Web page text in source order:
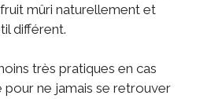
mûri naturellement et
différent.
très pratiques en cas
pour ne jamais se retrouver